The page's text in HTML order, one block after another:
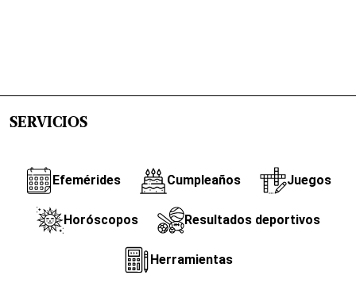
SERVICIOS
Efemérides Cumpleaños Juegos
Horóscopos Resultados deportivos
Herramientas